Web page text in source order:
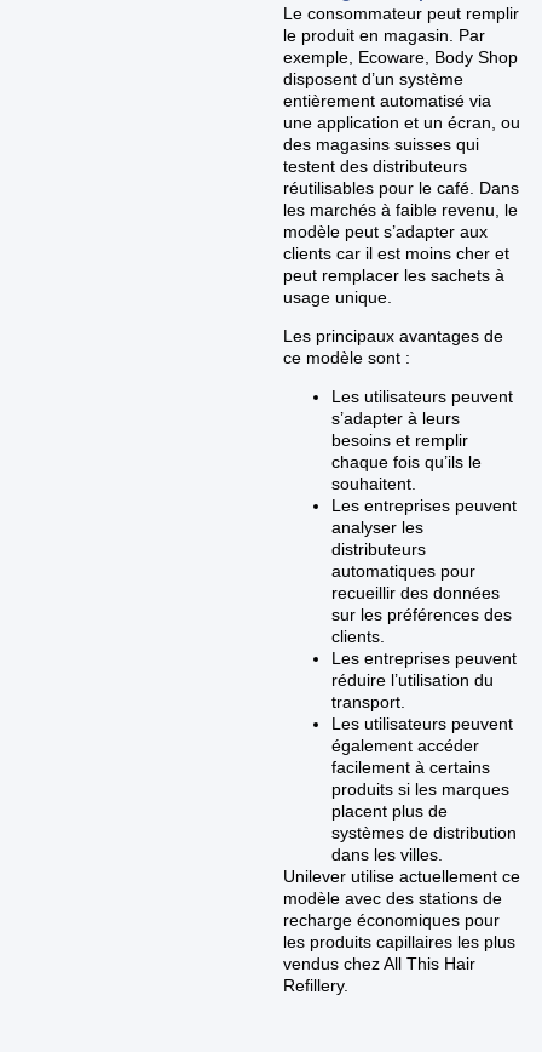
Le consommateur peut remplir
le produit en magasin. Par
exemple, Ecoware, Body Shop
disposent d’un système
entièrement automatisé via
une application et un écran, ou
des magasins suisses qui
testent des distributeurs
réutilisables pour le café. Dans
les marchés à faible revenu, le
modèle peut s’adapter aux
clients car il est moins cher et
peut remplacer les sachets à
usage unique.
Les principaux avantages de
ce modèle sont :
Les utilisateurs peuvent
s’adapter à leurs
besoins et remplir
chaque fois qu’ils le
souhaitent.
Les entreprises peuvent
analyser les
distributeurs
automatiques pour
recueillir des données
sur les préférences des
clients.
Les entreprises peuvent
réduire l’utilisation du
transport.
Les utilisateurs peuvent
également accéder
facilement à certains
produits si les marques
placent plus de
systèmes de distribution
dans les villes.
Unilever utilise actuellement ce
modèle avec des stations de
recharge économiques pour
les produits capillaires les plus
vendus chez All This Hair
Refillery.